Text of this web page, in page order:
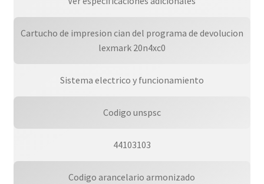
Cartucho de impresion cian del programa de devolucion
lexmark 20n4xc0
Sistema electrico y funcionamiento
Codigo unspsc
44103103
Codigo arancelario armonizado